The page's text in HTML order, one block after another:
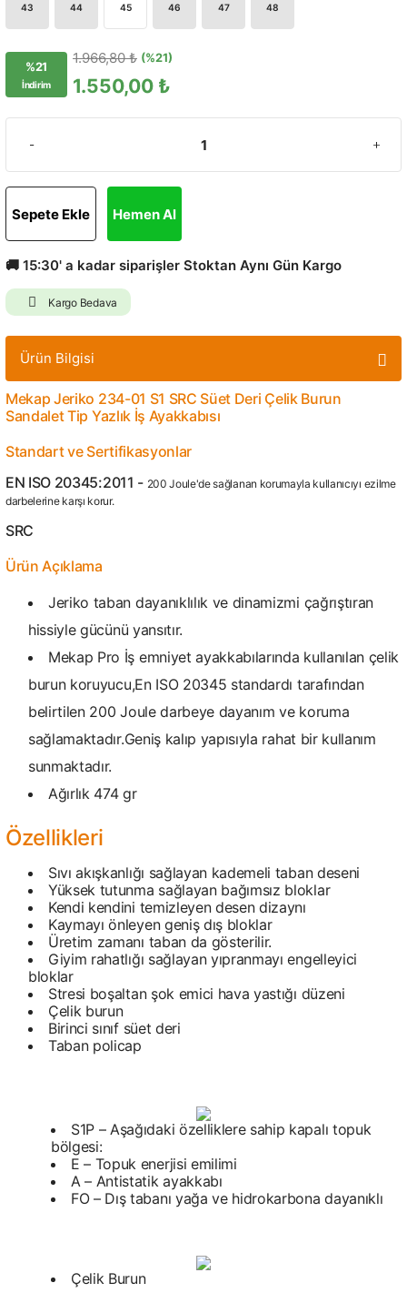
43 44 45 46 47 48
%21
İndirim
1.966,80 ₺ (%21)
1.550,00 ₺
Sepete Ekle Hemen Al
🚚 15:30' a kadar siparişler Stoktan Aynı Gün Kargo
Kargo Bedava
Ürün Bilgisi
Mekap Jeriko 234-01 S1 SRC Süet Deri Çelik Burun
Sandalet Tip Yazlık İş Ayakkabısı
Standart ve Sertifikasyonlar
EN ISO 20345:2011 - 200 Joule'de sağlanan korumayla kullanıcıyı ezilme
darbelerine karşı korur.
SRC
Ürün Açıklama
Jeriko taban dayanıklılık ve dinamizmi çağrıştıran
hissiyle gücünü yansıtır.
Mekap Pro İş emniyet ayakkabılarında kullanılan çelik
burun koruyucu,En ISO 20345 standardı tarafından
belirtilen 200 Joule darbeye dayanım ve koruma
sağlamaktadır.Geniş kalıp yapısıyla rahat bir kullanım
sunmaktadır.
Ağırlık 474 gr
Özellikleri
Sıvı akışkanlığı sağlayan kademeli taban deseni
Yüksek tutunma sağlayan bağımsız bloklar
Kendi kendini temizleyen desen dizaynı
Kaymayı önleyen geniş dış bloklar
Üretim zamanı taban da gösterilir.
Giyim rahatlığı sağlayan yıpranmayı engelleyici
bloklar
Stresi boşaltan şok emici hava yastığı düzeni
Çelik burun
Birinci sınıf süet deri
Taban policap
S1P – Aşağıdaki özelliklere sahip kapalı topuk
bölgesi:
E – Topuk enerjisi emilimi
A – Antistatik ayakkabı
FO – Dış tabanı yağa ve hidrokarbona dayanıklı
Çelik Burun